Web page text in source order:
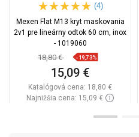
(4)
Mexen Flat M13 kryt maskovania
2v1 pre lineárny odtok 60 cm, inox
- 1019060
18,80 € -19,73%
15,09 €
Katalógová cena: 18,80 €
Najnižšia cena: 15,09 €